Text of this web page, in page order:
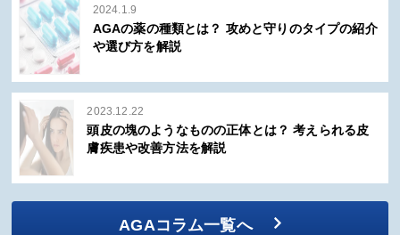
2024.1.9
AGAの薬の種類とは？ 攻めと守りのタイプの紹介
や選び方を解説
2023.12.22
頭皮の塊のようなものの正体とは？ 考えられる皮
膚疾患や改善方法を解説
AGAコラム一覧へ